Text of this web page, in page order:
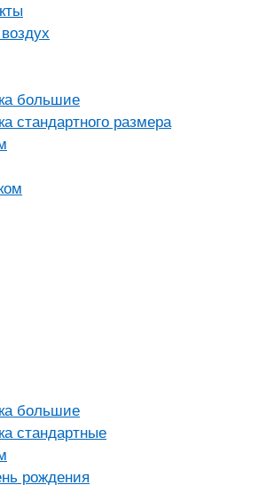
большие
стандартного размера
большие
стандартные
рождения